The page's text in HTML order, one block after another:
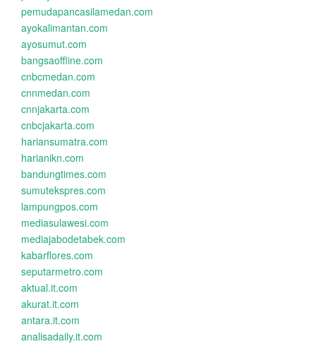
pemudapancasilamedan.com
ayokalimantan.com
ayosumut.com
bangsaoffline.com
cnbcmedan.com
cnnmedan.com
cnnjakarta.com
cnbcjakarta.com
hariansumatra.com
harianikn.com
bandungtimes.com
sumutekspres.com
lampungpos.com
mediasulawesi.com
mediajabodetabek.com
kabarflores.com
seputarmetro.com
aktual.it.com
akurat.it.com
antara.it.com
analisadaily.it.com